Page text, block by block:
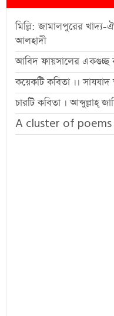
মিল্লি: জামালপুরের খাদ্য-
আলহাদী
আবিদ ফায়সালের একগুচ্ছ
কয়েকটি কবিতা ।।
চারটি কবিতা । আব্দুল্লাহ্
A cluster of